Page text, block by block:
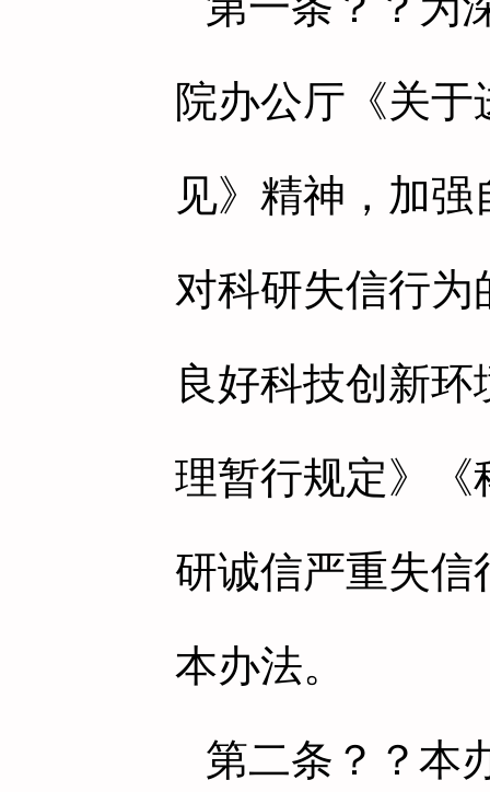
院办公厅《关
见》精神，加
对科研失信行
良好科技创新
理暂行规定》《
研诚信严重失信
本办法。
第二条 ？？本